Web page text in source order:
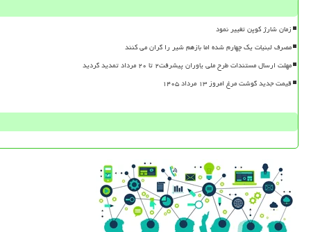
زمان شارژ کوپن تغییر نمود
مصرف لبنیات یک چهارم شده اما بازهم شیر را گران می کنند
مهلت ارسال مستندات طرح ملی یاوران پیشرفت۲ تا ۲۰ مرداد تمدید گردید
قیمت جدید گوشت مرغ امروز ۱۳ مرداد ۱۴۰۵